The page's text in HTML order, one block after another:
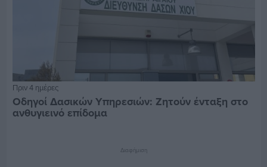
Πριν 4 ημέρες
Οδηγοί Δασικών Υπηρεσιών: Ζητούν ένταξη στο
ανθυγιεινό επίδομα
Διαφήμιση